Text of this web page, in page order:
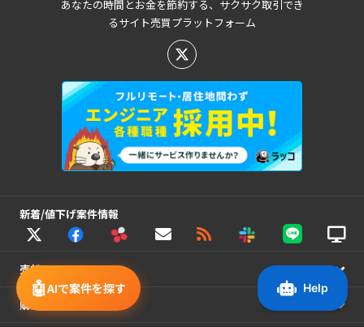
🤖AIで案件を探す
あなたの時間とお金を節約する、サクサク取引でき
るサイト売買プラットフォーム
新着/値下げ案件情報
売却
購入